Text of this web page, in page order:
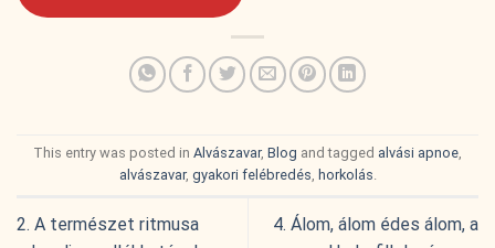
This entry was posted in Alvászavar, Blog and tagged alvási apnoe
alvászavar, gyakori felébredés horkolás
2. A természet ritmusa
4. Álom, álom édes álom, a